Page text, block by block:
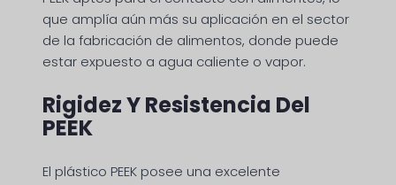
que amplía aún más su aplicación en el sector
de la fabricación de alimentos, donde puede
estar expuesto a agua caliente o vapor.
Rigidez Y Resistencia Del
PEEK
El plástico PEEK posee una excelente